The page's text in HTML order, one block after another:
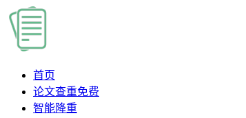
首页
论文查重免费
智能降重